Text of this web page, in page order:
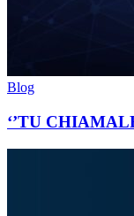
Blog
‘’TU